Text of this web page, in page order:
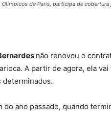
de Paris, participa de cobertura
não renovou o
A partir de agora, ela
determinados.
ano passado, quando